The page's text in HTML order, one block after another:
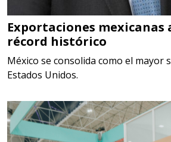
MECANICOS,
DIGITALES,
PARA PUNTAS,
Aplicar al
Empresa en Estado de
Requiere:
Exportaciones mexicanas
récord histórico
México se consolida como el mayor
Estados Unidos.